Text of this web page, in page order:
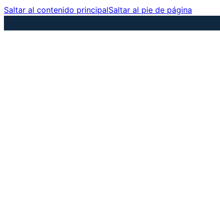
Saltar al contenido principalSaltar al pie de página